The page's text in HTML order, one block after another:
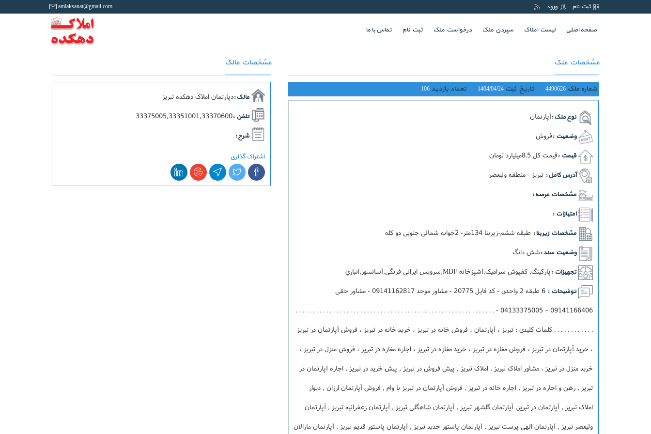
ثبت نام ورود amlaksanat@gmail.com
صفحه اصلی لیست املاک سپردن ملک درخواست ملک ثبت نام تماس با ما
مشخصات ملک
شماره ملک 4490626 تاریخ ثبت 1404/04/24 تعداد بازدید 106
نوع ملک :آپارتمان
وضعیت :فروش
قیمت :قيمت کل 8.5ميليارد تومان
آدرس کامل : تبریز - منطقه ولیعصر
مشخصات عرصه :
امتیازات :
مشخصات زیربنا : طبقه ششم-زيربنا 134متر- 2خوابه شمالی جنوبی دو کله
وضعیت سند :شش دانگ
تجهیزات :پارکینگ, کفپوش سرامیک,آشپزخانه MDF,سرویس ایرانی فرنگی,آسانسور,انباري
توضیحات :
6 طبقه 2 واحدی - کد فایل 20775 - مشاور موحد 09141162817 - مشاور حقی
09141166406 – 04133375005 - . . . . . . . . . . . . . . . . . . . . . . . . . . . . . . . . . . . . . . . . . . . . . . . . . . . . . . . . . . .
. . . . . . . . . . . . کلمات کلیدی : تبریز ، آپارتمان ، فروش خانه در تبریز ، خرید خانه در تبریز ، فروش آپارتمان در تبریز
، خرید آپارتمان در تبریز ، فروش مغازه در تبریز ، خرید مغازه در تبریز ، اجاره مغازه در تبریز ، فروش منزل در تبریز ،
خرید منزل در تبریز ، مشاور املاک تبریز , املاک تبریز , پیش فروش در تبریز , پیش خرید در تبریز , اجاره آپارتمان در
تبریز , رهن و اجاره در تبریز , اجاره خانه در تبریز , فروش آپارتمان در تبریز با وام , فروش آپارتمان ارزان , دیوار
املاک تبریز , آپارتمان در تبریز, آپارتمان گلشهر تبریز , آپارتمان شاهگلی تبریز , آپارتمان زعفرانیه تبریز , آپارتمان
ولیعصر تبریز , آپارتمان الهی پرست تبریز , آپارتمان پاستور جدید تبریز , آپارتمان پاستور قدیم تبریز , آپارتمان مارالان
مشخصات مالک
مالک :دپارتمان املاک دهکده تبریز
تلفن :33375005,33351001,33370600
شرح :
اشتراک گذاری